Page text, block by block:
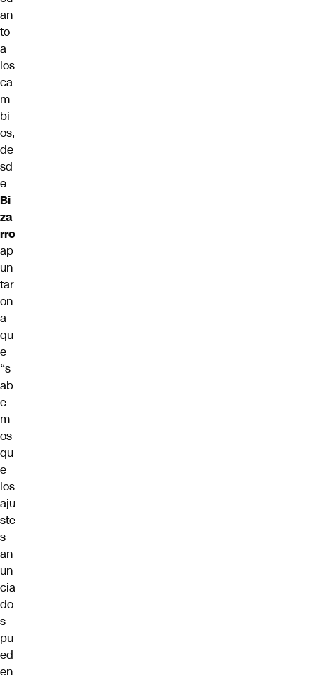
an
to
a
los
ca
m
bi
os,
de
sd
e
Bi
za
rro
ap
un
tar
on
a
qu
e
“s
ab
e
m
os
qu
e
los
aju
ste
s
an
un
cia
do
s
pu
ed
en